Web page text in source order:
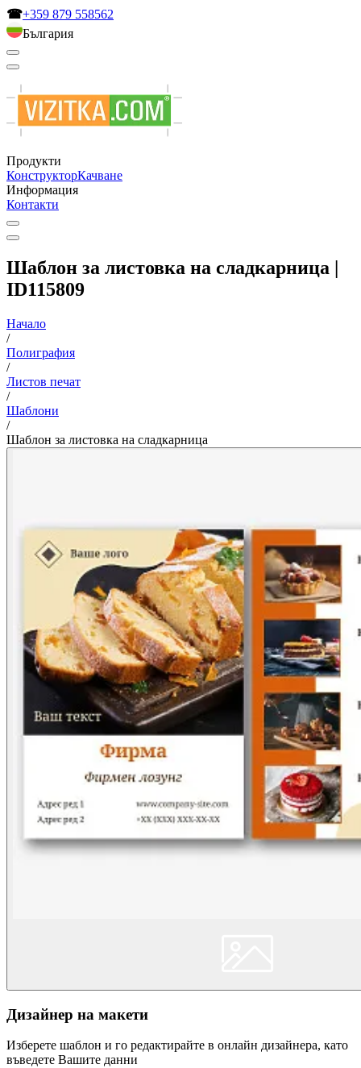
☎+359 879 558562
България
Продукти
КонструкторКачване
Информация
Контакти
Шаблон за листовка на сладкарница |
ID115809
Начало
/
Полиграфия
/
Листов печат
/
Шаблони
/
Шаблон за листовка на сладкарница
Дизайнер на макети
Изберете шаблон и го редактирайте в онлайн дизайнера, като
въведете Вашите данни